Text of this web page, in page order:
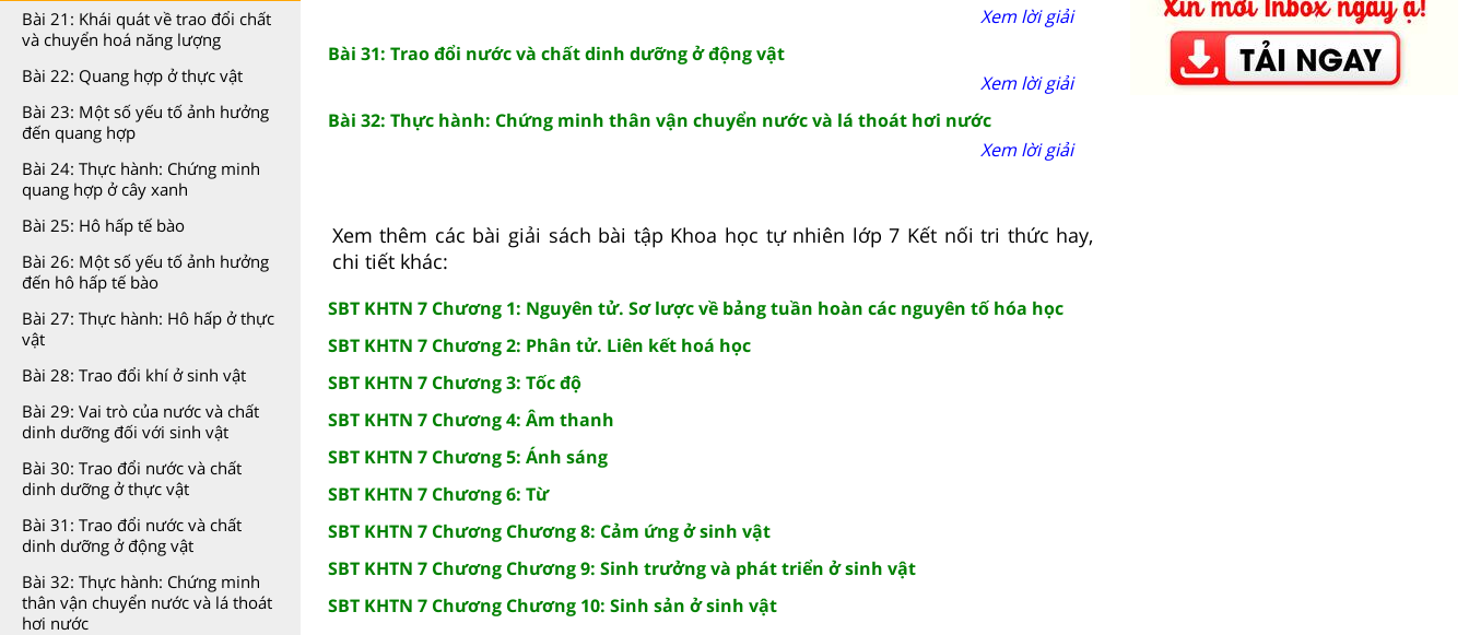
Bài 21: Khái quát về trao đổi chất
và chuyển hoá năng lượng
Bài 22: Quang hợp ở thực vật
Bài 23: Một số yếu tố ảnh hưởng
đến quang hợp
Bài 24: Thực hành: Chứng minh
quang hợp ở cây xanh
Bài 25: Hô hấp tế bào
Bài 26: Một số yếu tố ảnh hưởng
đến hô hấp tế bào
Bài 27: Thực hành: Hô hấp ở thực
vật
Bài 28: Trao đổi khí ở sinh vật
Bài 29: Vai trò của nước và chất
dinh dưỡng đối với sinh vật
Bài 30: Trao đổi nước và chất
dinh dưỡng ở thực vật
Bài 31: Trao đổi nước và chất
dinh dưỡng ở động vật
Bài 32: Thực hành: Chứng minh
thân vận chuyển nước và lá thoát
hơi nước
Xem lời giải
Bài 31: Trao đổi nước và chất dinh dưỡng ở động vật
Xem lời giải
Bài 32: Thực hành: Chứng minh thân vận chuyển nước và lá thoát hơi nước
Xem lời giải
Xem thêm các bài giải sách bài tập Khoa học tự nhiên lớp 7 Kết nối tri thức hay,
chi tiết khác:
SBT KHTN 7 Chương 1: Nguyên tử. Sơ lược về bảng tuần hoàn các nguyên tố hóa học
SBT KHTN 7 Chương 2: Phân tử. Liên kết hoá học
SBT KHTN 7 Chương 3: Tốc độ
SBT KHTN 7 Chương 4: Âm thanh
SBT KHTN 7 Chương 5: Ánh sáng
SBT KHTN 7 Chương 6: Từ
SBT KHTN 7 Chương Chương 8: Cảm ứng ở sinh vật
SBT KHTN 7 Chương Chương 9: Sinh trưởng và phát triển ở sinh vật
SBT KHTN 7 Chương Chương 10: Sinh sản ở sinh vật